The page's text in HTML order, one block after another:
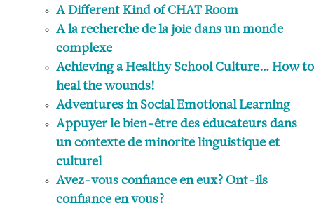
A Different Kind of CHAT Room
À la recherche de la joie dans un monde
complexe
Achieving a Healthy School Culture… How to
heal the wounds!
Adventures in Social Emotional Learning
Appuyer le bien-être des éducateurs dans
un contexte de minorité linguistique et
culturel
Avez-vous confiance en eux? Ont-ils
confiance en vous?